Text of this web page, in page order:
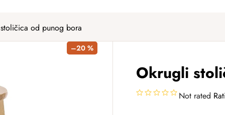
od punog bora
Okrugli
Not rated
–20 %